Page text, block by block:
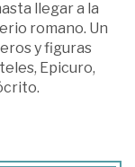
llegar a la
romano. Un
y figuras
Epicuro,